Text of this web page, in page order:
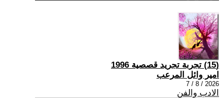
(15) تجربة تجريد قصصية 1996
امير وائل المرعب
2026 / 8 / 7
الادب والفن